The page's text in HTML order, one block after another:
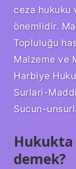
ceza hukuku
önemlidir.
Topluluğu
Malzeme ve
Harbiye
Surlari-
Sucun-
demek?